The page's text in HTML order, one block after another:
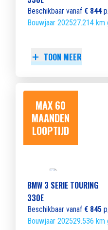
Beschikbaar vanaf € 844
Bouwjaar 202527.214 km
TOON MEER
MAX 60
MAANDEN
LOOPTIJD
BMW 3 SERIE TOURING
330E
Beschikbaar vanaf € 845
Bouwjaar 202529.536 km